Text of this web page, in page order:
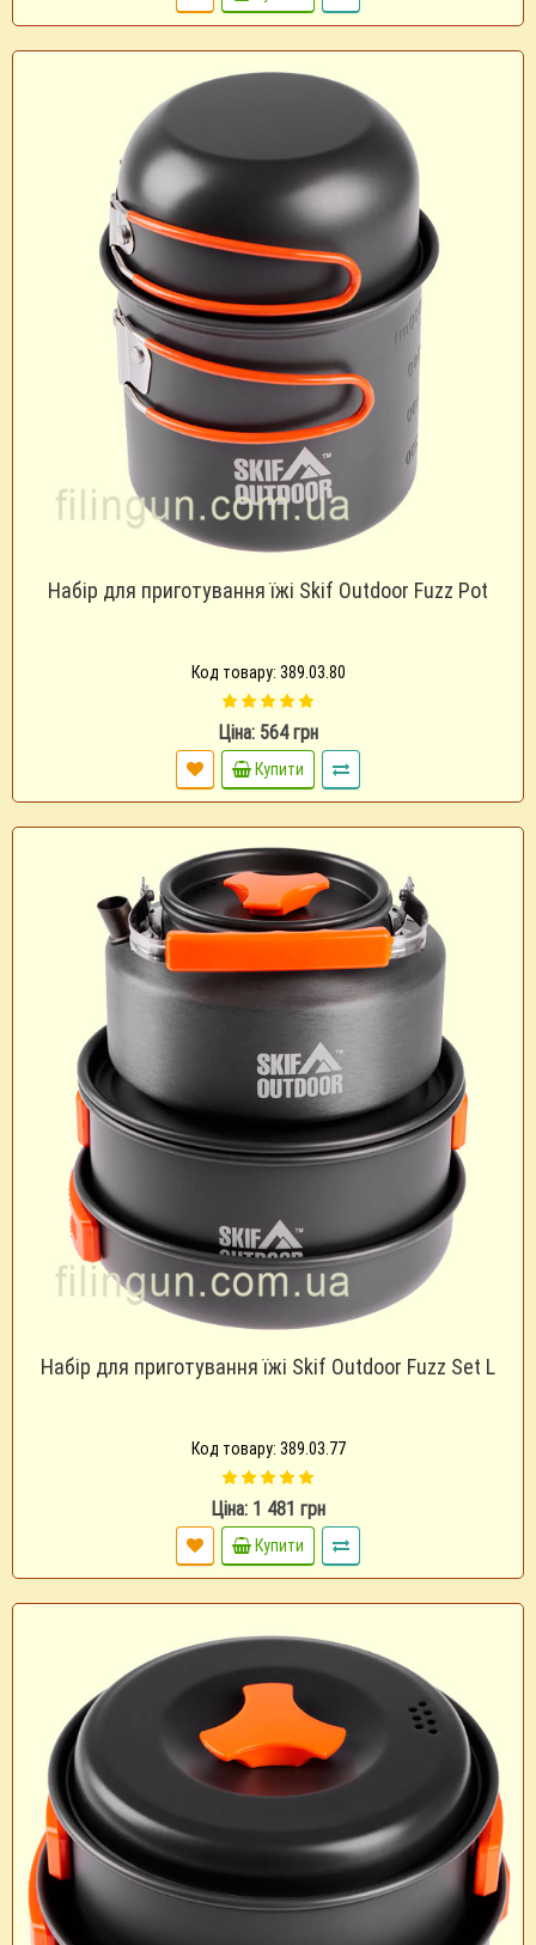
Набір для приготування їжі Skif Outdoor Fuzz Pot
Код товару: 389.03.80
Ціна: 564 грн
Купити
Набір для приготування їжі Skif Outdoor Fuzz Set L
Код товару: 389.03.77
Ціна: 1 481 грн
Купити